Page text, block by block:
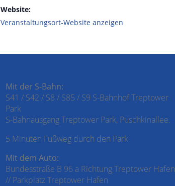
Website:
Veranstaltungsort-Website anzeigen
Mit der S-Bahn:
S41 / S42 / S8 / S85 / S9 S-Bahnhof Treptower
Park
S-Bahnausgang Treptower Park, Puschkinallee.
5 Minuten Fußweg durch den Park
Mit dem Auto:
Bundesstraße B 96 a Richtung Treptower Hafen
// Parkplatz Treptower Hafen